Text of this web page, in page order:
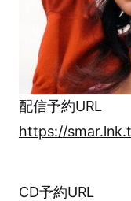
配信予約URL
https://
CD予約URL